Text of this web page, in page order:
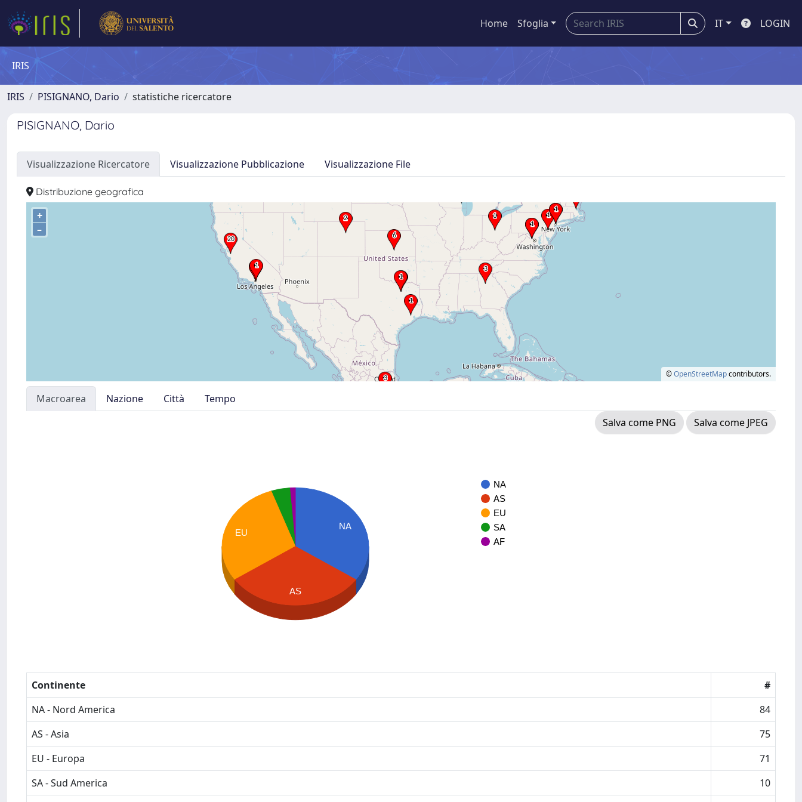
Home Sfoglia IT LOGIN
IRIS
IRIS PISIGNANO, Dario statistiche ricercatore
PISIGNANO, Dario
Visualizzazione Ricercatore Visualizzazione Pubblicazione Visualizzazione File
Distribuzione geografica
+
–
©OpenStreetMapcontributors.
Macroarea Nazione Città
Tempo
Salva come PNG
Salva come JPEG
NA
AS
EU
SA
AF
NA
EU
AS
Continente
#
NA - Nord America
84
AS - Asia
75
EU - Europa
71
SA - Sud America
10